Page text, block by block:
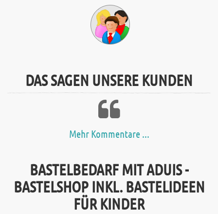
DAS SAGEN UNSERE KUNDEN
Mehr Kommentare ...
BASTELBEDARF MIT ADUIS -
BASTELSHOP INKL. BASTELIDEEN
FÜR KINDER